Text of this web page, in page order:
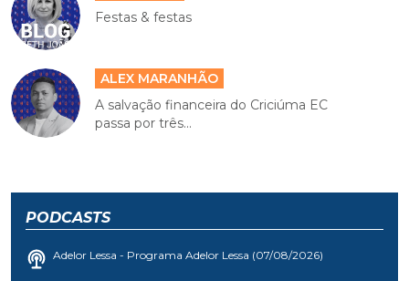
Festas & festas
ALEX MARANHÃO
A salvação financeira do Criciúma EC
passa por três...
PODCASTS
Adelor Lessa - Programa Adelor Lessa (07/08/2026)